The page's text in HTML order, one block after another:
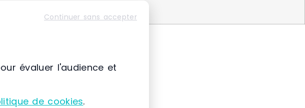
Continuer sans accepter
évaluer l'audience et
de cookies.